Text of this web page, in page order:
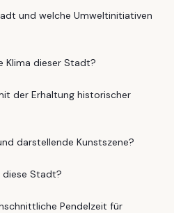
und welche Umweltinitiativen
Klima dieser Stadt?
der Erhaltung historischer
darstellende Kunstszene?
Stadt?
Pendelzeit für